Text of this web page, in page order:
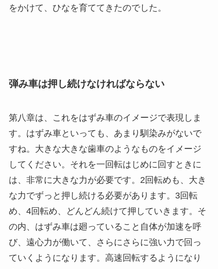
をかけて、ひなを育ててきたのでした。
弾み車は押し続けなければならない
第八章は、これをはずみ車のイメージで表現しま
す。はずみ車といっても、あまり馴染みがないで
すね。大きな大きな歯車のようなものをイメージ
してください。それを一回転はじめに回すときに
は、非常に大きな力が必要です。2回転めも、大き
な力でずっと押し続ける必要があります。3回転
め、4回転め、どんどん続けて押していきます。そ
の内、はずみ車は廻っていること自体が加速を呼
び、遠心力が働いて、さらにさらに強い力で回っ
ていくようになります。高速回転するようになり